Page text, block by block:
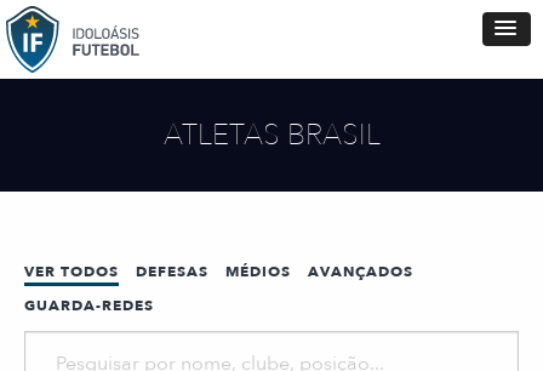
ATLETAS BRASIL
VER TODOS DEFESAS MÉDIOS
AVANÇADOS
GUARDA-REDES